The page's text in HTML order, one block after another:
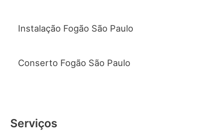
Instalação Fogão São Paulo
Conserto Fogão São Paulo
Serviços